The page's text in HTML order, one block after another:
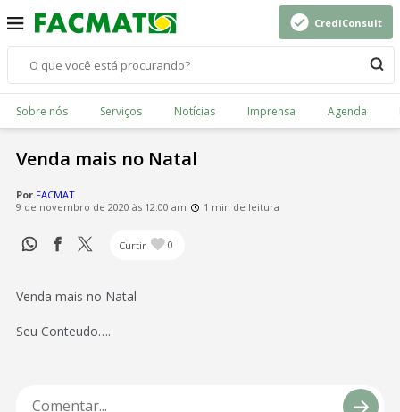
CrediConsult
Sobre nós Serviços Notícias Imprensa Agenda
Venda mais no Natal
Por FACMAT
9 de novembro de 2020 às 12:00 am
1 min de leitura
Curtir 0
Venda mais no Natal
Seu Conteudo….